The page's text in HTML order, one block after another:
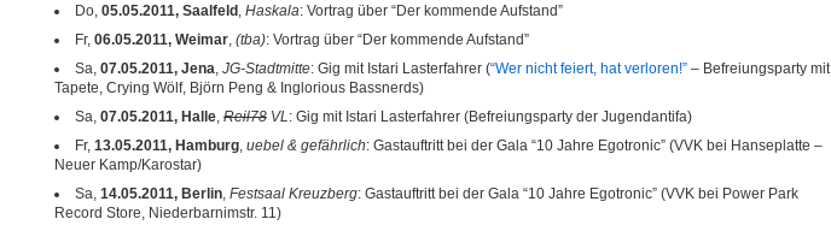
Do, 05.05.2011, Saalfeld , Haskala: Vortrag über “Der kommende Aufstand”
Fr, 06.05.2011, Weimar, (tba): Vortrag über “Der kommende Aufstand”
Sa, 07.05.2011, Jena, JG-Stadtmitte: Gig mit Istari Lasterfahrer (“Wer nicht feiert, hat verloren!”– Befreiungsparty mit
Tapete, Crying Wölf, Björn Peng & Inglorious Bassnerds)
Sa, 07.05.2011, Halle, Reil78VL: Gig mit Istari Lasterfahrer (Befreiungsparty der Jugendantifa)
Fr, 13.05.2011, Hamburg, uebel & gefährlich: Gastauftritt bei der Gala “10 Jahre Egotronic” (VVK bei Hanseplatte –
Neuer Kamp/Karostar)
Sa, 14.05.2011, Berlin, Festsaal Kreuzberg: Gastauftritt bei der Gala “10 Jahre Egotronic” (VVK bei Power Park
Record Store, Niederbarnimstr. 11)